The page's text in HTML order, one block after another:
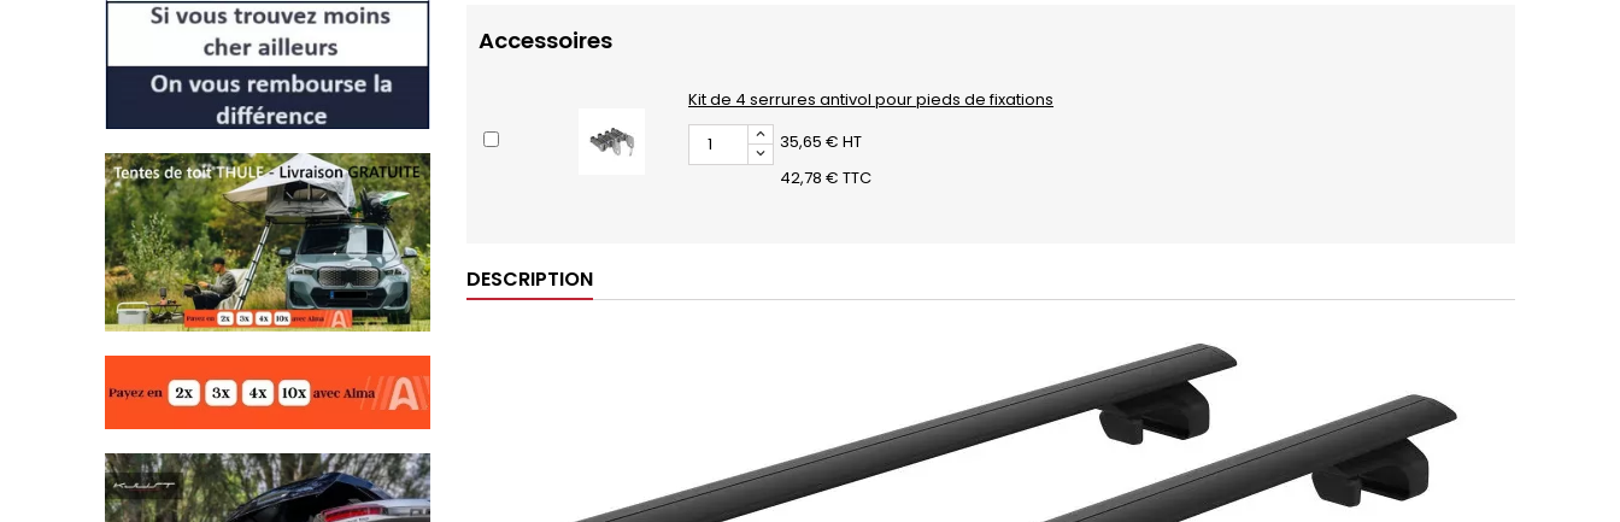
Accessoires
Kit de 4 serrures antivol pour pieds de fixations
35,65 € HT
42,78 € TTC
DESCRIPTION